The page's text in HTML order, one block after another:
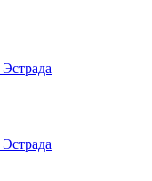
Эстрада
Эстрада